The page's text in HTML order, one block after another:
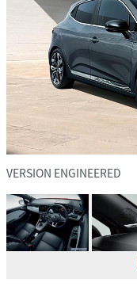
VERSION ENGINEERED